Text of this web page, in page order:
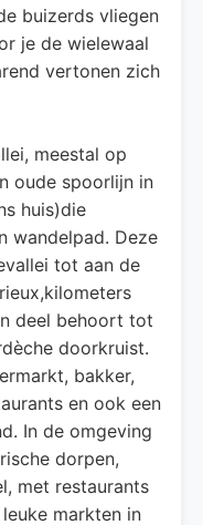
buizerds vliegen
je de wielewaal
vertonen zich
meestal op
oude spoorlijn in
huis)die
wandelpad. Deze
tot aan de
deel behoort tot
doorkruist.
bakker,
en ook een
In de omgeving
dorpen,
met restaurants
markten in